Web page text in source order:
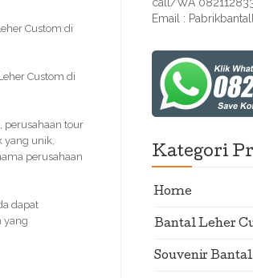
Custom di
Custom di
perusahaan tour
yang unik,
perusahaan
dapat
yang
Email :
Kategori
Home
Bantal Leher
Souvenir